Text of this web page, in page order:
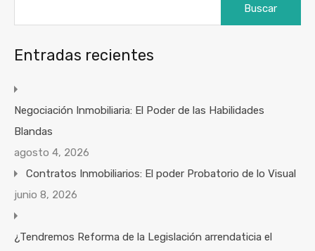
Entradas recientes
Negociación Inmobiliaria: El Poder de las Habilidades
Blandas
agosto 4, 2026
Contratos Inmobiliarios: El poder Probatorio de lo Visual
junio 8, 2026
¿Tendremos Reforma de la Legislación arrendaticia el